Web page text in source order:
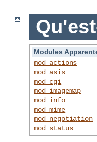
Modules
mod_actions
mod_asis
mod_cgi
mod_imagemap
mod_info
mod_mime
mod_negotiation
mod_status